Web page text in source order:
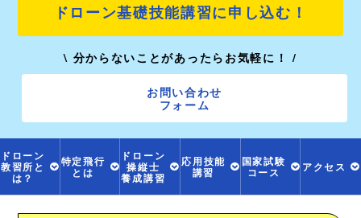
ドローン基礎技能講習に申し込む！
\ 分からないことがあったらお気軽に！ /
お問い合わせ
フォーム
ドローン
教習所と
は？
特定飛行
とは
ドローン
操縦士
養成講習
応用技能
講習
国家試験
コース アクセス